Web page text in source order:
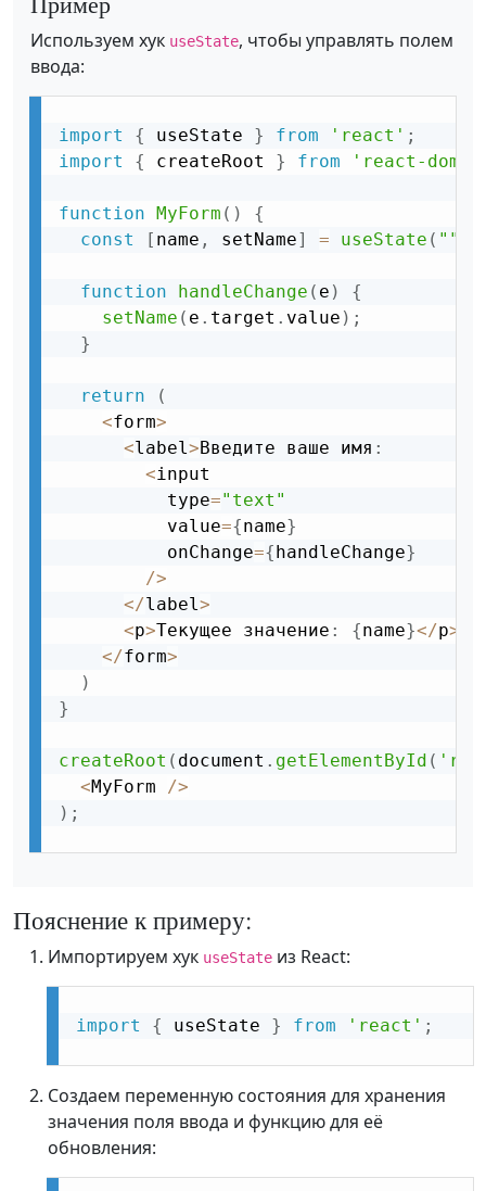
Используем хук useState, чтобы управлять полем
ввода:
import { useState } from 'react' ;
import
{ createRoot } from 'react-
function MyForm ( )
{
const
[ name , setName] = useState ( ""
function handleChange ( e )
{
setName ( e . target . value ) ;
}
return
(
<form>
<label>Введите ваше имя :
<input
          type
="text"
          value
={name}
          onChange
={ handleChange}
/>
</label>
<p>Текущее значение : {name}</p>
</form>
)
}
createRoot ( document . getElementById (
<MyForm />
) ;
Пояснение к примеру:
Импортируем хук useState из React:
import { useState } from 'react' ;
Создаем переменную состояния для хранения
значения поля ввода и функцию для её
обновления: